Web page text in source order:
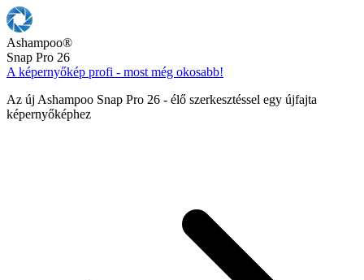
Ashampoo®
Snap Pro 26
A képernyőkép profi - most még okosabb!
Az új Ashampoo Snap Pro 26 - élő szerkesztéssel egy újfajta
képernyőképhez